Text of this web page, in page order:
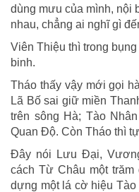
dùng mưu của mình, nội
nhau, chẳng ai nghĩ gì
Viên Thiệu thì trong
binh.
Tháo thấy vậy mới gọi
Lã Bố sai giữ miền
trên sông Hà; Tào
Quan Độ. Còn Tháo thì
Đây nói Lưu Đại,
cách Từ Châu một
dựng một lá cờ hiệu